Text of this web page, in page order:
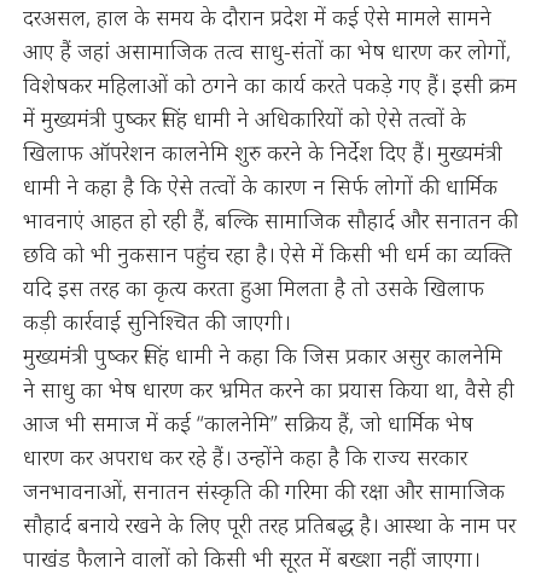
दरअसल, हाल के समय के दौरान प्रदेश में कई ऐसे मामले सामने
आए हैं जहां असामाजिक तत्व साधु-संतों का भेष धारण कर लोगों,
विशेषकर महिलाओं को ठगने का कार्य करते पकड़े गए हैं। इसी क्रम
में मुख्यमंत्री पुष्कर सिंह धामी ने अधिकारियों को ऐसे तत्वों के
खिलाफ ऑपरेशन कालनेमि शुरु करने के निर्देश दिए हैं। मुख्यमंत्री
धामी ने कहा है कि ऐसे तत्वों के कारण न सिर्फ लोगों की धार्मिक
भावनाएं आहत हो रही हैं, बल्कि सामाजिक सौहार्द और सनातन की
छवि को भी नुकसान पहुंच रहा है। ऐसे में किसी भी धर्म का व्यक्ति
यदि इस तरह का कृत्य करता हुआ मिलता है तो उसके खिलाफ
कड़ी कार्रवाई सुनिश्चित की जाएगी।
मुख्यमंत्री पुष्कर सिंह धामी ने कहा कि जिस प्रकार असुर कालनेमि
ने साधु का भेष धारण कर भ्रमित करने का प्रयास किया था, वैसे ही
आज भी समाज में कई “कालनेमि” सक्रिय हैं, जो धार्मिक भेष
धारण कर अपराध कर रहे हैं। उन्होंने कहा है कि राज्य सरकार
जनभावनाओं, सनातन संस्कृति की गरिमा की रक्षा और सामाजिक
सौहार्द बनाये रखने के लिए पूरी तरह प्रतिबद्ध है। आस्था के नाम पर
पाखंड फैलाने वालों को किसी भी सूरत में बख्शा नहीं जाएगा।